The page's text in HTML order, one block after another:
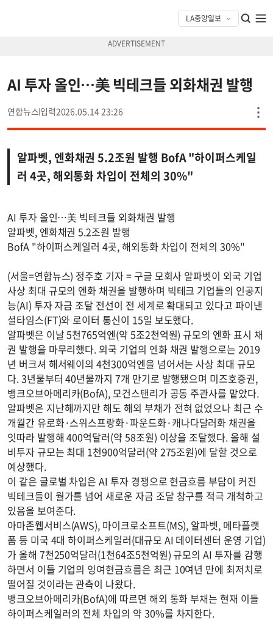
AI 투자 올인…美 빅테크들 외화채권 발행
연합뉴스 2026.05.14 23:26
알파벳, 엔화채권 5.2조원 발행 BofA "하이퍼스케일
러 4곳, 해외통화 차입이 전체의 30%"
AI 투자 올인…美 빅테크들 외화채권 발행
알파벳, 엔화채권 5.2조원 발행
BofA "하이퍼스케일러 4곳, 해외통화 차입이 전체의 30%"
(서울=연합뉴스) 정주호 기자 = 구글 모회사 알파벳이 외국 기업
사상 최대 규모의 엔화 채권을 발행하며 빅테크 기업들의 인공지
능(AI) 투자 자금 조달 전선이 전 세계로 확대되고 있다고 파이낸
셜타임스(FT)와 로이터 통신이 15일 보도했다.
알파벳은 이날 5천765억엔(약 5조2천억원) 규모의 엔화 표시 채
권 발행을 마무리했다. 외국 기업의 엔화 채권 발행으로는 2019
년 버크셔 해서웨이의 4천300억엔을 넘어서는 사상 최대 규모
다. 3년물부터 40년물까지 7개 만기로 발행됐으며 미즈호증권,
뱅크오브아메리카(BofA), 모건스탠리가 공동 주관사를 맡았다.
알파벳은 지난해까지만 해도 해외 부채가 전혀 없었으나 최근 수
개월간 유로화·스위스프랑화·파운드화·캐나다달러화 채권을
잇따라 발행해 400억달러(약 58조원) 이상을 조달했다. 올해 설
비투자 규모는 최대 1천900억달러(약 275조원)에 달할 것으로
예상했다.
이 같은 글로벌 차입은 AI 투자 경쟁으로 현금흐름 부담이 커진
빅테크들이 월가를 넘어 새로운 자금 조달 창구를 적극 개척하고
있음을 보여준다.
아마존웹서비스(AWS), 마이크로소프트(MS), 알파벳, 메타플랫
폼 등 미국 4대 하이퍼스케일러(대규모 AI 데이터센터 운영 기업)
가 올해 7천250억달러(1천64조5천억원) 규모의 AI 투자를 감행
하면서 이들 기업의 잉여현금흐름은 최근 10여년 만에 최저치로
떨어질 것이라는 관측이 나왔다.
뱅크오브아메리카(BofA)에 따르면 해외 통화 부채는 현재 이들
하이퍼스케일러의 전체 차입의 약 30%를 차지한다.